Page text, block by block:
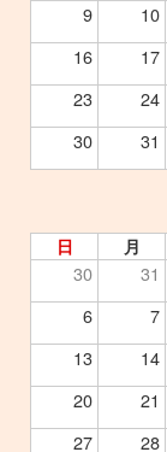
9
10
16
17
23
24
30
31
日 月
30 31
6
7
13
14
20
21
27
28